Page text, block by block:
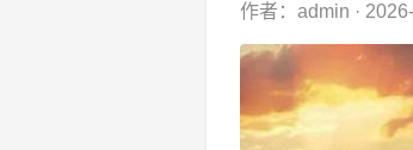
作者：admin ·